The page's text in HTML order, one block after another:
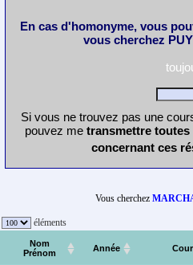
En cas d'homonyme, vous
vous cherchez
Si vous ne trouvez pas une
pouvez me transmettre
concernant ces
Vous cherchez
éléments
Nom
Prénom
Année